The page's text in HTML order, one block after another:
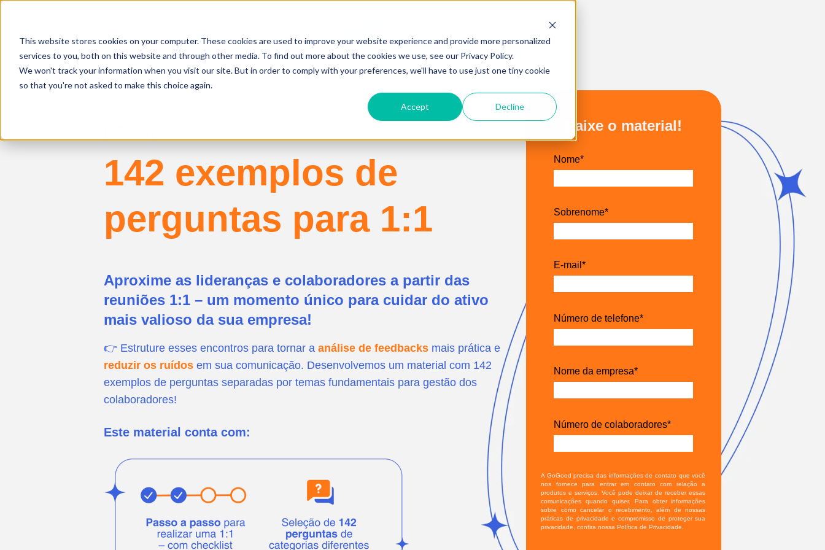
This website stores cookies on your computer. These cookies are used to improve your website experience and provide more personalized
services to you, both on this website and through other media. To find out more about the cookies we use, see our Privacy Policy.
We won't track your information when you visit our site. But in order to comply with your preferences, we'll have to use just one tiny cookie
so that you're not asked to make this choice again.
Accept Decline
142 exemplos de
perguntas para 1:1
Aproxime as lideranças e colaboradores a partir das
reuniões 1:1 – um momento único para cuidar do ativo
mais valioso da sua empresa!
👉 Estruture esses encontros para tornar a análise de feedbacks mais prática e
reduzir os ruídosem sua comunicação. Desenvolvemos um material com 142
exemplos de perguntas separadas por temas fundamentais para gestão dos
colaboradores!
Este material conta com:
Baixe o material!
Nome*
Sobrenome*
E-mail *
Número de telefone*
Nome da empresa*
Número de colaboradores*
A GoGood precisa das informações de contato que você
nos fornece para entrar em contato com relação a
produtos e serviços. Você pode deixar de receber essas
comunicações quando quiser. Para obter informações
sobre como cancelar o recebimento, além de nossas
práticas de privacidade e compromisso de proteger sua
privacidade, confira nossa Política de Privacidade.